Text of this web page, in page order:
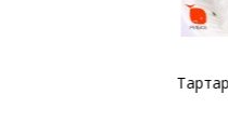
Тартар